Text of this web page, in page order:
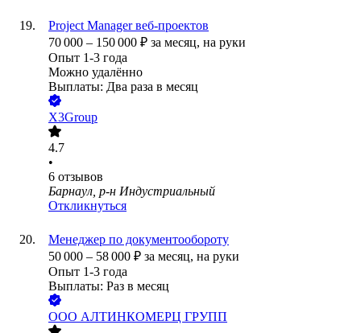
Project Manager веб-проектов
70 000 – 150 000 ₽ за месяц, на руки
Опыт 1-3 года
Можно удалённо
Выплаты: Два раза в месяц
X3Group
4.7
•
6 отзывов
Барнаул, р-н Индустриальный
Откликнуться
Менеджер по документообороту
50 000 – 58 000 ₽ за месяц, на руки
Опыт 1-3 года
Выплаты: Раз в месяц
ООО АЛТИНКОМЕРЦ ГРУПП